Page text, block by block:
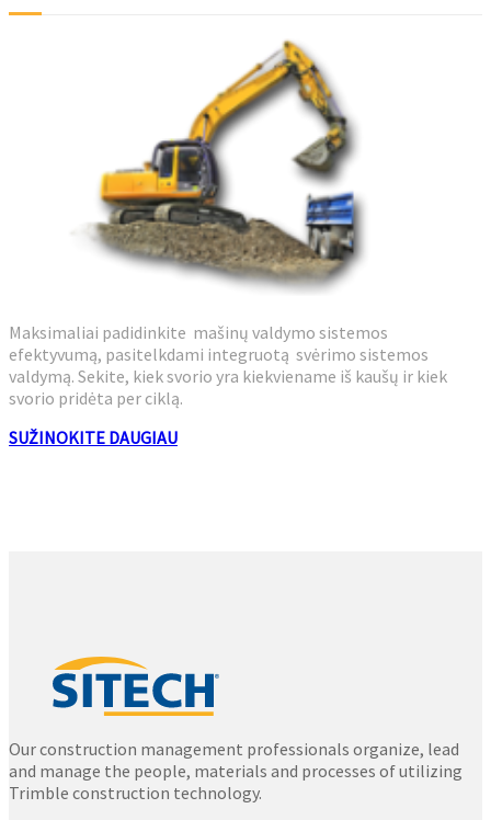
Maksimaliai padidinkite mašinų valdymo sistemos
efektyvumą, pasitelkdami integruotą svėrimo sistemos
valdymą. Sekite, kiek svorio yra kiekviename iš kaušų ir kiek
svorio pridėta per ciklą.
SUŽINOKITE DAUGIAU
Our construction management professionals organize, lead
and manage the people, materials and processes of utilizing
Trimble construction technology.